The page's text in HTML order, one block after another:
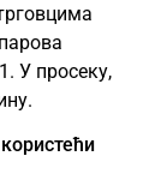
У просеку,